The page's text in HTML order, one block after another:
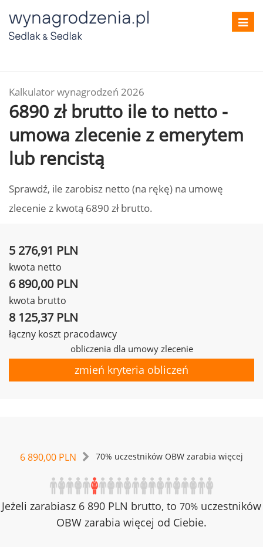
Kalkulator wynagrodzeń 2026
6890 zł brutto ile to netto -
umowa zlecenie z emerytem
lub rencistą
Sprawdź, ile zarobisz netto (na rękę) na umowę
zlecenie z kwotą 6890 zł brutto.
5 276,91 PLN
kwota netto
6 890,00 PLN
kwota brutto
8 125,37 PLN
łączny koszt pracodawcy
obliczenia dla umowy zlecenie
zmień kryteria obliczeń
6 890,00 PLN 70% uczestników OBW zarabia więcej
Jeżeli zarabiasz 6 890 PLN brutto, to 70% uczestników
OBW zarabia więcej od Ciebie.